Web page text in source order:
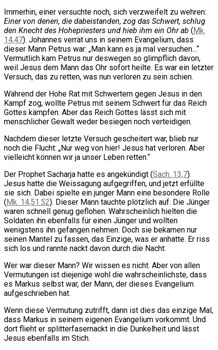
Immerhin, einer versuchte noch, sich verzweifelt zu wehren:
Einer von denen, die dabeistanden, zog das Schwert, schlug
den Knecht des Hohepriesters und hieb ihm ein Ohr ab (Mk.
14,47). Johannes verrät uns in seinem Evangelium, dass
dieser Mann Petrus war: „Man kann es ja mal versuchen…“
Vermutlich kam Petrus nur deswegen so glimpflich davon,
weil Jesus dem Mann das Ohr sofort heilte. Es war ein letzter
Versuch, das zu retten, was nun verloren zu sein schien.
Während der Hohe Rat mit Schwertern gegen Jesus in den
Kampf zog, wollte Petrus mit seinem Schwert für das Reich
Gottes kämpfen. Aber das Reich Gottes lässt sich mit
menschlicher Gewalt weder besiegen noch verteidigen.
Nachdem dieser letzte Versuch gescheitert war, blieb nur
noch die Flucht: „Nur weg von hier! Jesus hat verloren. Aber
vielleicht können wir ja unser Leben retten.“
Der Prophet Sacharja hatte es angekündigt (Sach. 13,7).
Jesus hatte die Weissagung aufgegriffen, und jetzt erfüllte
sie sich. Dabei spielte ein junger Mann eine besondere Rolle
(Mk. 14,51.52). Dieser Mann tauchte plötzlich auf. Die Jünger
waren schnell genug geflohen. Wahrscheinlich hielten die
Soldaten ihn ebenfalls für einen Jünger und wollten
wenigstens ihn gefangen nehmen. Doch sie bekamen nur
seinen Mantel zu fassen, das Einzige, was er anhatte. Er riss
sich los und rannte nackt davon durch die Nacht.
Wer war dieser Mann? Wir wissen es nicht. Aber von allen
Vermutungen ist diejenige wohl die wahrscheinlichste, dass
es Markus selbst war, der Mann, der dieses Evangelium
aufgeschrieben hat.
Wenn diese Vermutung zutrifft, dann ist dies das einzige Mal,
dass Markus in seinem eigenen Evangelium vorkommt. Und
dort flieht er splitterfasernackt in die Dunkelheit und lässt
Jesus ebenfalls im Stich.